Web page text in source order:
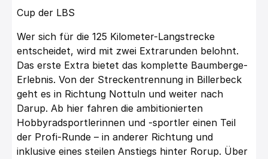
Cup der LBS
­Wer sich für die 125 Kilometer-Langstrecke
entscheidet, wird mit zwei Extrarunden belohnt.
Das erste Extra bietet das komplette Baumberge-
Erlebnis. Von der Streckentrennung in Billerbeck
geht es in Richtung Nottuln und weiter nach
Darup. Ab hier fahren die ambitionierten
Hobbyradsportlerinnen und -sportler einen Teil
der Profi-Runde – in anderer Richtung und
inklusive eines steilen Anstiegs hinter Rorup. Über